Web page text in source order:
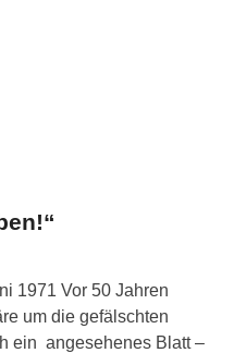
1971 Vor 50 Jahren
um die gefälschten
ein angesehenes Blatt –